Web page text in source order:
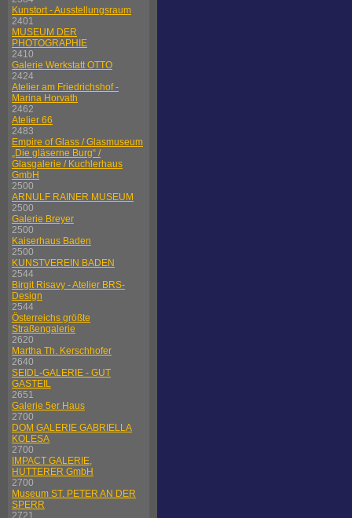
Kunstort - Ausstellungsraum
2401
MUSEUM DER
PHOTOGRAPHIE
2410
Galerie Werkstatt OTTO
2424
Atelier am Friedrichshof -
Marina Horvath
2462
Atelier 66
2483
Empire of Glass / Glasmuseum
„Die gläserne Burg“ /
Glasgalerie / Kuchlerhaus
GmbH
2500
ARNULF RAINER MUSEUM
2500
Galerie Breyer
2500
Kaiserhaus Baden
2500
KUNSTVEREIN BADEN
2544
Birgit Risavy - Atelier BRS-
Design
2544
Österreichs größte
Straßengalerie
2620
Martha Th. Kerschhofer
2640
SEIDL-GALERIE - GUT
GASTEIL
2651
Galerie 5er Haus
2700
DOM GALERIE GABRIELLA
KOLESA
2700
IMPACT GALERIE,
HUTTERER GmbH
2700
Museum ST. PETER AN DER
SPERR
2721